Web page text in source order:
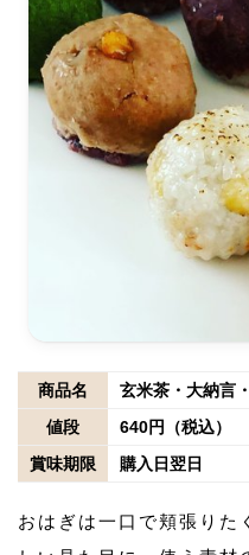
商品名
玄米茶・大納言
値段
640円（税込）
賞味期限
購入日翌日
おはぎは一口で頬張りた